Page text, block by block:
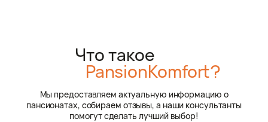
Что такое
PansionKomfort?
Мы предоставляем актуальную информацию о
пансионатах, собираем отзывы, а наши консультанты
помогут сделать лучший выбор!